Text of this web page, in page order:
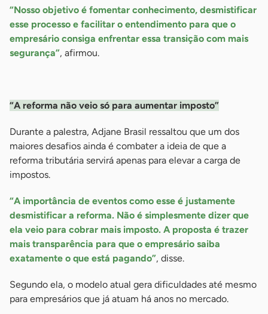
“Nosso objetivo é fomentar conhecimento, desmistificar
esse processo e facilitar o entendimento para que o
empresário consiga enfrentar essa transição com mais
segurança”, afirmou.
“A reforma não veio só para aumentar imposto”
Durante a palestra, Adjane Brasil ressaltou que um dos
maiores desafios ainda é combater a ideia de que a
reforma tributária servirá apenas para elevar a carga de
impostos.
“A importância de eventos como esse é justamente
desmistificar a reforma. Não é simplesmente dizer que
ela veio para cobrar mais imposto. A proposta é trazer
mais transparência para que o empresário saiba
exatamente o que está pagando”, disse.
Segundo ela, o modelo atual gera dificuldades até mesmo
para empresários que já atuam há anos no mercado.